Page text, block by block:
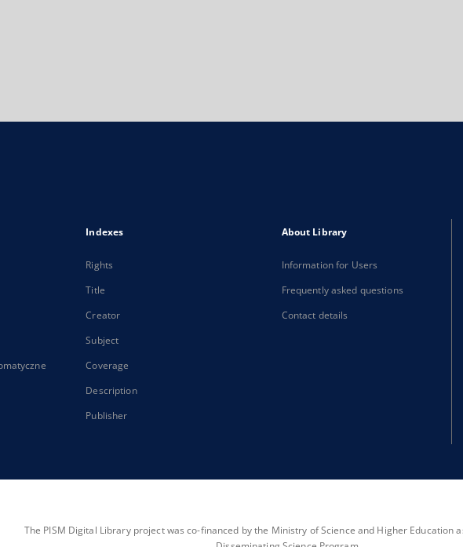
Indexes
Rights
Title
Creator
Subject
Coverage
Description
Publisher
About Library
Information for Users
Frequently asked questions
Contact details
The PISM Digital Library project was co-financed by the Ministry of Science and Higher Education